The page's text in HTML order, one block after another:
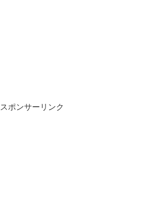
スポンサーリンク